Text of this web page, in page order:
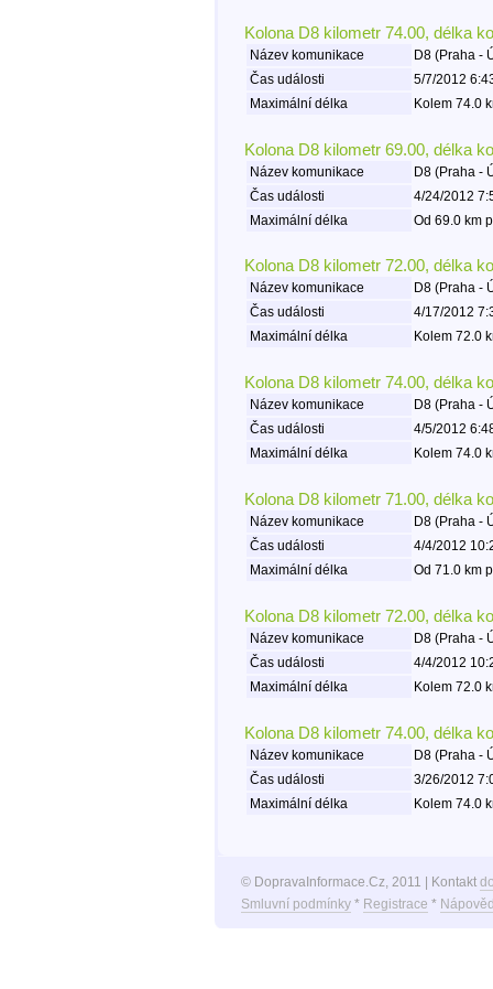
Kolona D8 kilometr 74.00, délka
Název komunikace
D8 (Praha -
Čas události
5/7/2012
Maximální délka
Kolem 74.0
Kolona D8 kilometr 69.00, délka
Název komunikace
D8 (Praha -
Čas události
4/24/2012
Maximální délka
Od 69.0 km
Kolona D8 kilometr 72.00, délka
Název komunikace
D8 (Praha -
Čas události
4/17/2012
Maximální délka
Kolem 72.0
Kolona D8 kilometr 74.00, délka
Název komunikace
D8 (Praha -
Čas události
4/5/2012
Maximální délka
Kolem 74.0
Kolona D8 kilometr 71.00, délka
Název komunikace
D8 (Praha -
Čas události
4/4/2012
Maximální délka
Od 71.0 km
Kolona D8 kilometr 72.00, délka
Název komunikace
D8 (Praha -
Čas události
4/4/2012
Maximální délka
Kolem 72.0
Kolona D8 kilometr 74.00, délka
Název komunikace
D8 (Praha -
Čas události
3/26/2012
Maximální délka
Kolem 74.0
© DopravaInformace.Cz, 2011 | Kontakt
Smluvní podmínky* Registrace *